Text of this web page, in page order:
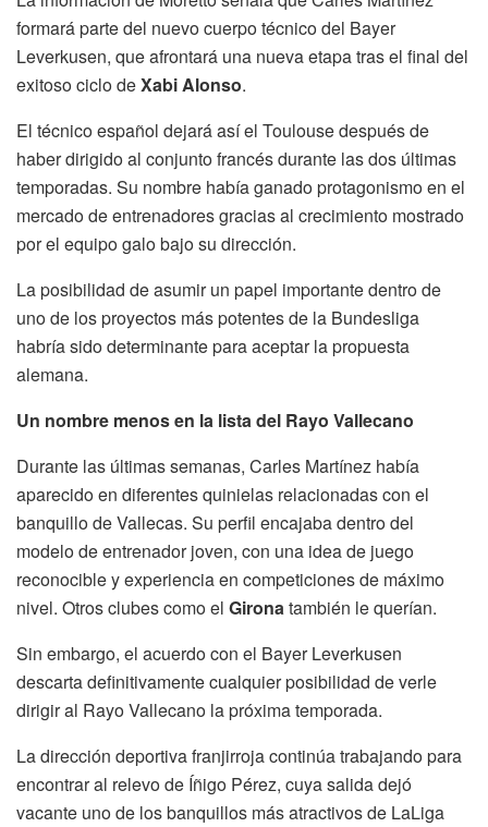
formará parte del nuevo cuerpo técnico del Bayer
Leverkusen, que afrontará una nueva etapa tras el final del
exitoso ciclo deXabi Alonso.
El técnico español dejará así el Toulouse después de
haber dirigido al conjunto francés durante las dos últimas
temporadas. Su nombre había ganado protagonismo en el
mercado de entrenadores gracias al crecimiento mostrado
por el equipo galo bajo su dirección.
La posibilidad de asumir un papel importante dentro de
uno de los proyectos más potentes de la Bundesliga
habría sido determinante para aceptar la propuesta
alemana.
Un nombre menos en la lista del Rayo Vallecano
Durante las últimas semanas, Carles Martínez había
aparecido en diferentes quinielas relacionadas con el
banquillo de Vallecas. Su perfil encajaba dentro del
modelo de entrenador joven, con una idea de juego
reconocible y experiencia en competiciones de máximo
nivel. Otros clubes como el Gironatambién le querían.
Sin embargo, el acuerdo con el Bayer Leverkusen
descarta definitivamente cualquier posibilidad de verle
dirigir al Rayo Vallecano la próxima temporada.
La dirección deportiva franjirroja continúa trabajando para
encontrar al relevo de Íñigo Pérez, cuya salida dejó
vacante uno de los banquillos más atractivos de LaLiga